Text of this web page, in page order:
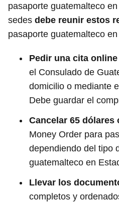
pasaporte guatemalteco
sedes debe reunir estos
pasaporte guatemalteco
Pedir una cita online
el Consulado de
domicilio o mediante
Debe guardar el
Cancelar 65 dólares
Money Order para
dependiendo del tipo
guatemalteco en
Llevar los
completos y